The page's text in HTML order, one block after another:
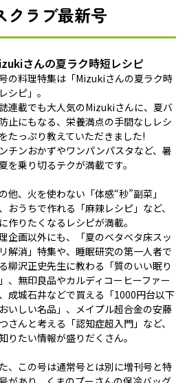
クラブ最新号
さんの夏ラク時短レシピ
の料理特集は「Mizukiさんの夏ラク時
シピ」。
連載でも大人気のMizukiさんに、夏バ
止にもなる、栄養満点の手間なしレシ
たっぷり教えていただきました!
チンおかずやワンパンパスタなど、暑
を乗り切るテクが満載です。
他、火を使わない「体感“秒”副菜」
おうちで作れる「麻辣レシピ」など、
作りたくなるレシピが満載。
企画以外にも、「夏のベタベタ床スッ
解消」特集や、睡眠研究の第一人者で
柳沢正史先生に教わる「質のいい眠り
、無印良品やカルディコーヒーファー
成城石井などで買える「1000円台以下
いしい名品」、メイプル超合金の安藤
さんと考える「認知症超入門」など、
りたい情報が盛りだくさん。
、この号は通常号とは別に増刊号と特